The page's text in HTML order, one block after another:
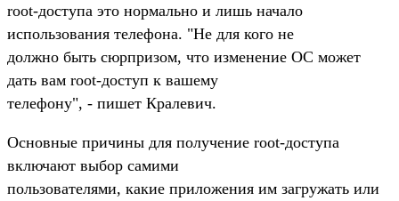
root-доступа это нормально и лишь начало
использования телефона. "Не для кого не
должно быть сюрпризом, что изменение ОС может
дать вам root-доступ к вашему
телефону", - пишет Кралевич.
Основные причины для получение root-доступа
включают выбор самими
пользователями, какие приложения им загружать или